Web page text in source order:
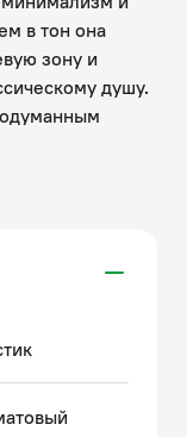
в тон она
зону и
душу.
напор
шарнирное
во
системы с
чему